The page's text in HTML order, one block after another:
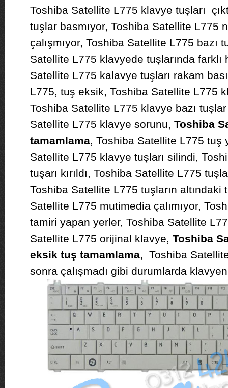
Toshiba Satellite L775 klavye tuşları
tuşlar basmıyor, Toshiba Satellite L775
çalışmıyor, Toshiba Satellite L775 bazı
Satellite L775 klavyede tuşlarında farklı
Satellite L775 kalavye tuşları rakam
L775, tuş eksik, Toshiba Satellite L775
Toshiba Satellite L775 klavye bazı
Satellite L775 klavye sorunu, Toshiba
tamamlama, Toshiba Satellite L775 tuş
Satellite L775 klavye tuşları silindi,
tuşarı kırıldı, Toshiba Satellite L775
Toshiba Satellite L775 tuşların altındaki
Satellite L775 mutimedia çalımıyor,
tamiri yapan yerler, Toshiba Satellite
Satellite L775 orijinal klavye, Toshiba
eksik tuş tamamlama, Toshiba
sonra çalışmadı gibi durumlarda